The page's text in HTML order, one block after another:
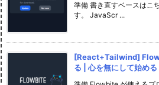
準備 書き直すベースはこ
す。 JavaScr ...
[React+Tailwind]
る | 心を無にして始め